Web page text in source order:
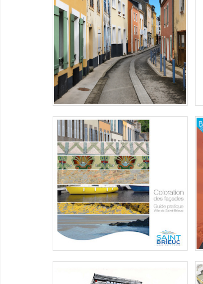
CHROMATIQUE ET SUIVI DES
OPÉRATIONS DE RAVALEMENT
SAINT-BRIEUC, GUIDE DE COLORATION
DE LA GARE AU LÉGUÉ
Elaboration d'un guide de coloration-
nuancier des façades pour la
NANTES, QUARTIER DE LA CRÉATION